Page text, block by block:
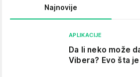
Najnovije
APLIKACIJE
Da li neko može
Vibera? Evo šta